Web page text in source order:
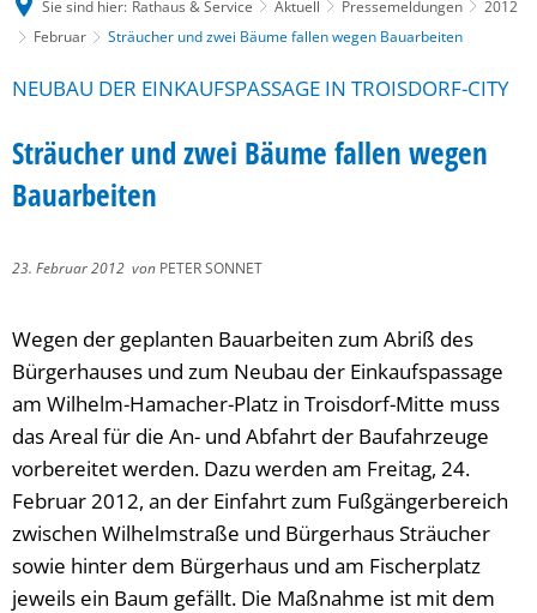
Sie sind hier: Rathaus & Service Aktuell Pressemeldungen
2012
Februar
Sträucher und zwei Bäume fallen wegen Bauarbeiten
NEUBAU DER EINKAUFSPASSAGE IN TROISDORF-CITY
Sträucher und zwei Bäume fallen wegen
Bauarbeiten
23. Februar 2012 von PETER SONNET
Wegen der geplanten Bauarbeiten zum Abriß des
Bürgerhauses und zum Neubau der Einkaufspassage
am Wilhelm-Hamacher-Platz in Troisdorf-Mitte muss
das Areal für die An- und Abfahrt der Baufahrzeuge
vorbereitet werden. Dazu werden am Freitag, 24.
Februar 2012, an der Einfahrt zum Fußgängerbereich
zwischen Wilhelmstraße und Bürgerhaus Sträucher
sowie hinter dem Bürgerhaus und am Fischerplatz
jeweils ein Baum gefällt. Die Maßnahme ist mit dem